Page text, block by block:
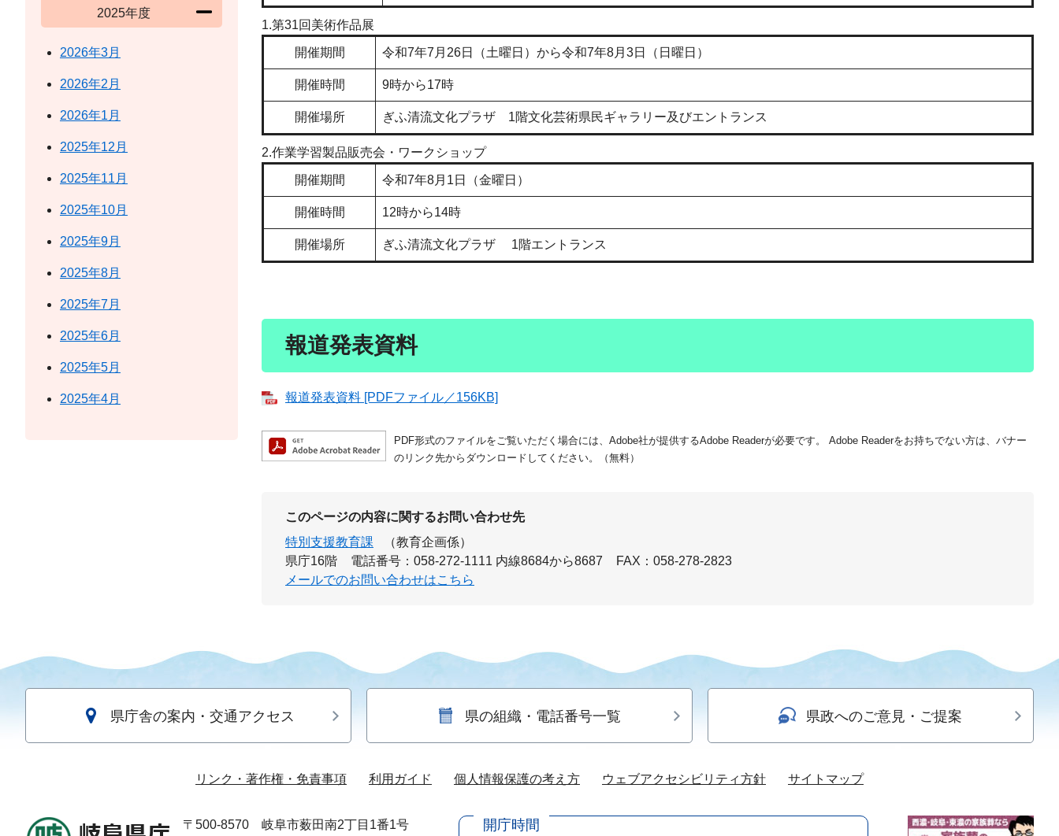
1.第31回美術作品展
開催期間 令和7年7月26日（土曜日）から令和7年8月3日（日曜日）
開催時間 9時から17時
開催場所 ぎふ清流文化プラザ 1階文化芸術県民ギャラリー及びエントランス
2.作業学習製品販売会・ワークショップ
開催期間 令和7年8月1日（金曜日）
開催時間 12時から14時
開催場所 ぎふ清流文化プラザ 1階エントランス
報道発表資料
報道発表資料 [PDFファイル／156KB]
PDF形式のファイルをご覧いただく場合には、Adobe社が提供するAdobe Readerが必要です。
Adobe Readerをお持ちでない方は、バナー
のリンク先からダウンロードしてください。（無料）
このページの内容に関するお問い合わせ先
特別支援教育課
（教育企画係）
県庁16階
電話番号：058-272-1111 内線8684から8687
FAX：058-278-2823
メールでのお問い合わせはこちら
2025年度
2026年3月
2026年2月
2026年1月
2025年12月
2025年11月
2025年10月
2025年9月
2025年8月
2025年7月
2025年6月
2025年5月
2025年4月
県庁舎の案内・交通アクセス 県の組織・電話番号一覧 県政へのご意見・ご提案
リンク・著作権・免責事項 利用ガイド 個人情報保護の考え方 ウェブアクセシビリティ方針 サイトマップ
〒500-8570 岐阜市薮田南2丁目1番1号 開庁時間